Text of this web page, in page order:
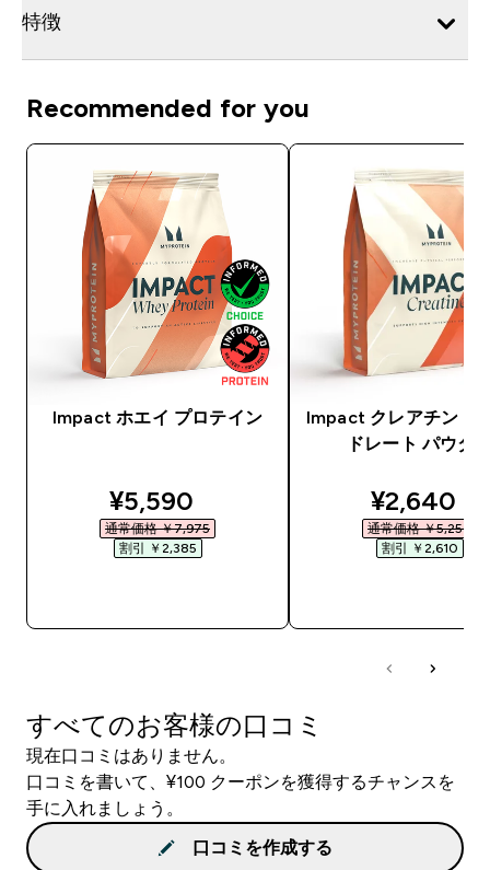
特徴
Recommended for you
Impact ホエイ プロテイン
discounted price
¥5,590‎
通常価格 ￥7,975‎
割引 ￥2,385‎
Impact クレアチン モ
ドレート パウダ
¥2,640‎
通常価格 ￥5,250‎
割引 ￥2,610‎
すべてのお客様の口コミ
現在口コミはありません。
口コミを書いて、¥100 クーポンを獲得するチャンスを
手に入れましょう。
口コミを作成する